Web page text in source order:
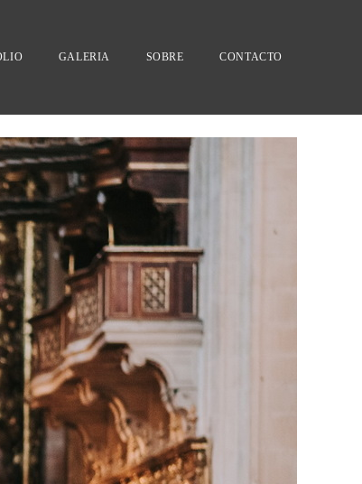
GALERIA SOBRE CONTACTO